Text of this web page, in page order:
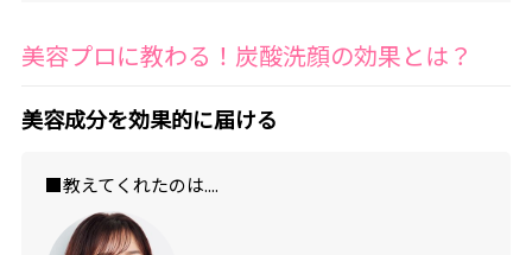
美容プロに教わる！炭酸洗顔の効果とは？
美容成分を効果的に届ける
■教えてくれたのは....